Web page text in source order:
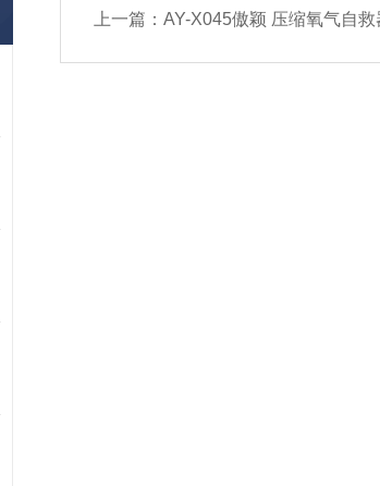
上一篇：AY-X045傲颖 压缩氧气自救器高压系统